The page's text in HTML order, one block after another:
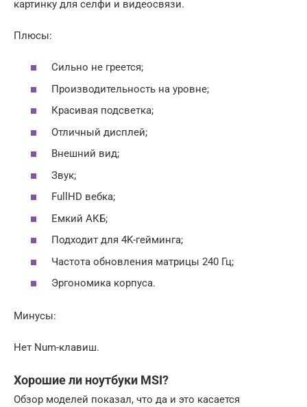
картинку для селфи и видеосвязи.
Плюсы:
Сильно не греется;
Производительность на уровне;
Красивая подсветка;
Отличный дисплей;
Внешний вид;
Звук;
FullHD вебка;
Емкий АКБ;
Подходит для 4K-гейминга;
Частота обновления матрицы 240 Гц;
Эргономика корпуса.
Минусы:
Нет Num-клавиш.
Хорошие ли ноутбуки MSI?
Обзор моделей показал, что да и это касается